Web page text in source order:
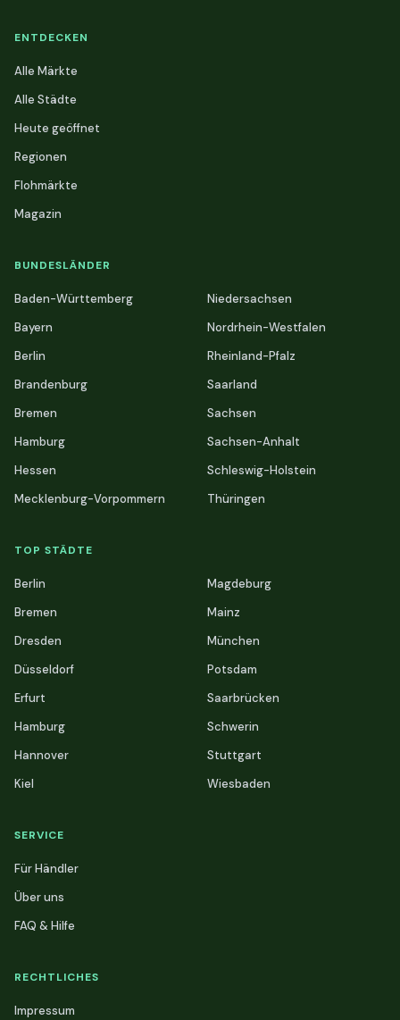
ENTDECKEN
Alle Märkte
Alle Städte
Heute geöffnet
Regionen
Flohmärkte
Magazin
BUNDESLÄNDER
Baden-Württemberg
Bayern
Berlin
Brandenburg
Bremen
Hamburg
Hessen
Mecklenburg-Vorpommern
Niedersachsen
Nordrhein-Westfalen
Rheinland-Pfalz
Saarland
Sachsen
Sachsen-Anhalt
Schleswig-Holstein
Thüringen
TOP STÄDTE
Berlin
Bremen
Dresden
Düsseldorf
Erfurt
Hamburg
Hannover
Kiel
Magdeburg
Mainz
München
Potsdam
Saarbrücken
Schwerin
Stuttgart
Wiesbaden
SERVICE
Für Händler
Über uns
FAQ & Hilfe
RECHTLICHES
Impressum